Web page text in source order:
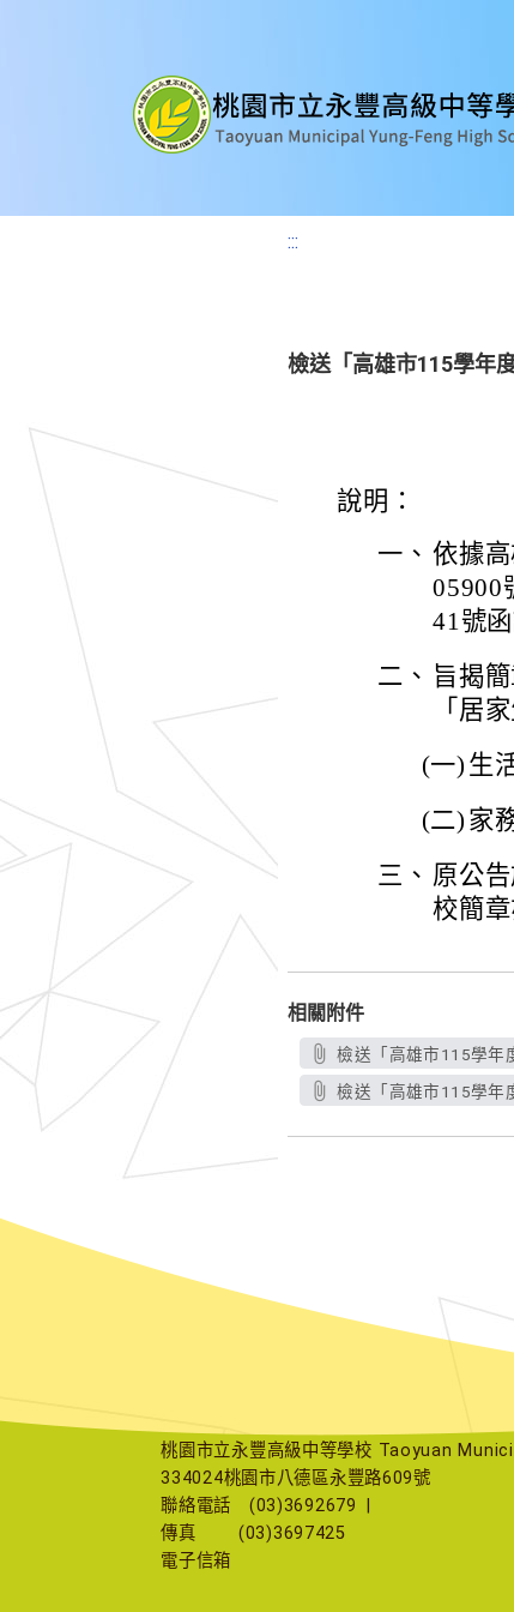
:::
檢送「高雄市115學年
說明：
一、 依據
05900
41號
二、 旨揭
「居
(一) 生
(二) 家
三、 原公
校簡
相關附件
檢送「高雄市115學年
檢送「高雄市115學年
桃園市立永豐高級中等學校 Taoyuan
334024桃園市八德區永豐路609號
聯絡電話
(03)3692679
傳真
(03)3697425
電子信箱